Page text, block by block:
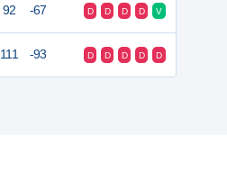
92 -67 D D D D V
111 -93 D D D D D